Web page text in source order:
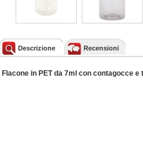
Descrizione Recensioni
Flacone in PET da 7ml con contagocce e